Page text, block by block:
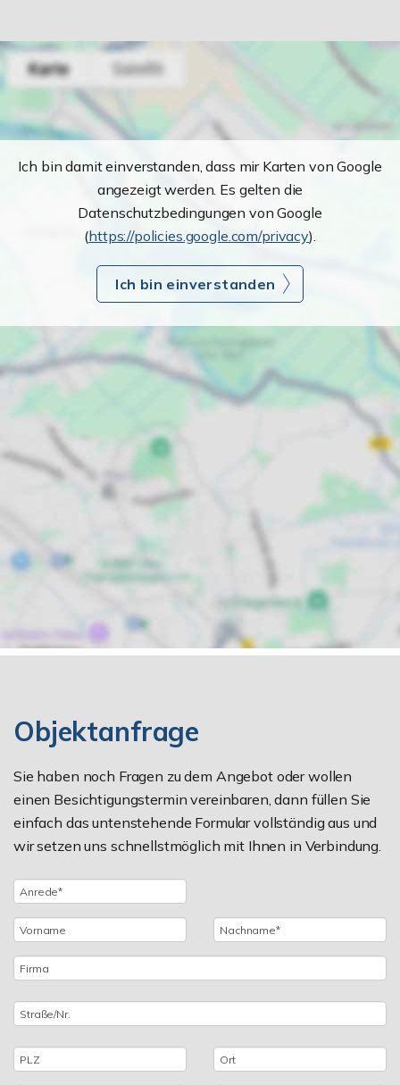
Ich bin damit einverstanden, dass mir Karten von Google
angezeigt werden. Es gelten die
Datenschutzbedingungen von Google
(https://policies.google.com/privacy).
Ich bin einverstanden
Objektanfrage
Sie haben noch Fragen zu dem Angebot oder wollen
einen Besichtigungstermin vereinbaren, dann füllen Sie
einfach das untenstehende Formular vollständig aus und
wir setzen uns schnellstmöglich mit Ihnen in Verbindung.